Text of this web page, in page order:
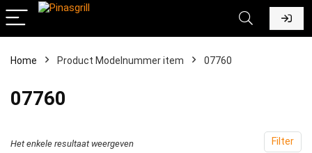
Home Product Modelnummer item ‎07760
‎07760
Filter
Het enkele resultaat weergeven